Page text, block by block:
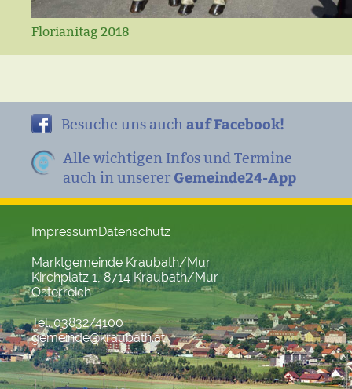
Florianitag 2018
Besuche uns auch auf Facebook!
Alle wichtigen Infos und Termine
auch in unserer Gemeinde24-App
ImpressumDatenschutz
Marktgemeinde Kraubath/Mur
Kirchplatz 1, 8714 Kraubath/Mur
Österreich
Tel. 03832/4100
gemeinde@kraubath.at